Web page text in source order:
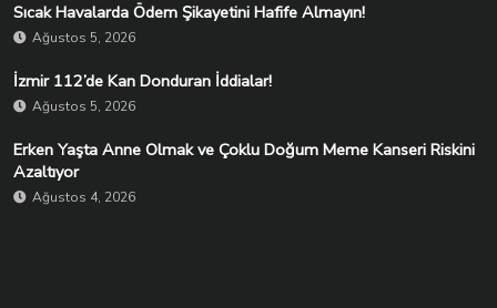
Sıcak Havalarda Ödem Şikayetini Hafife Almayın!
Ağustos 5, 2026
İzmir 112’de Kan Donduran İddialar!
Ağustos 5, 2026
Erken Yaşta Anne Olmak ve Çoklu Doğum Meme Kanseri Riskini
Azaltıyor
Ağustos 4, 2026